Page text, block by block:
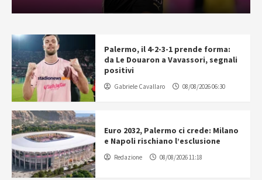
Palermo, il 4-2-3-1 prende forma:
da Le Douaron a Vavassori, segnali
positivi
Gabriele Cavallaro 08/08/2026 06:30
Euro 2032, Palermo ci crede: Milano
e Napoli rischiano l’esclusione
Redazione 08/08/2026 11:18